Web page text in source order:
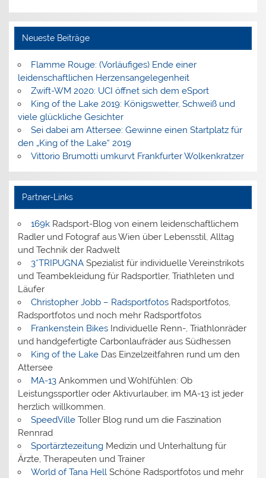
Neueste Beiträge
Flamme Rouge: (Vorläufiges) Ende einer
leidenschaftlichen Herzensangelegenheit
Zwift-WM 2020: UCI öffnet sich dem eSport
King of the Lake 2019: Königswetter, Schweiß und
viele glückliche Gesichter
Sei dabei am Attersee: Gewinne einen Startplatz für
den „King of the Lake“ 2019
Vittorio Brumotti umkurvt Frankfurter Wolkenkratzer
Partner-Links
169kRadsport-Blog von einem leidenschaftlichem
Radler und Fotograf aus Wien über Lebensstil, Alltag
und Technik der Radwelt
3*TRIPUGNASpezialist für individuelle Vereinstrikots
und Teambekleidung für Radsportler, Triathleten und
Läufer
Christopher Jobb – RadsportfotosRadsportfotos,
Radsportfotos und noch mehr Radsportfotos
Frankenstein BikesIndividuelle Renn-, Triathlonräder
und handgefertigte Carbonlaufräder aus Südhessen
King of the LakeDas Einzelzeitfahren rund um den
Attersee
MA-13Ankommen und Wohlfühlen: Ob
Leistungssportler oder Aktivurlauber, im MA-13 ist jeder
herzlich willkommen.
SpeedVilleToller Blog rund um die Faszination
Rennrad
SportärztezeitungMedizin und Unterhaltung für
Ärzte, Therapeuten und Trainer
World of Tana HellSchöne Radsportfotos und mehr